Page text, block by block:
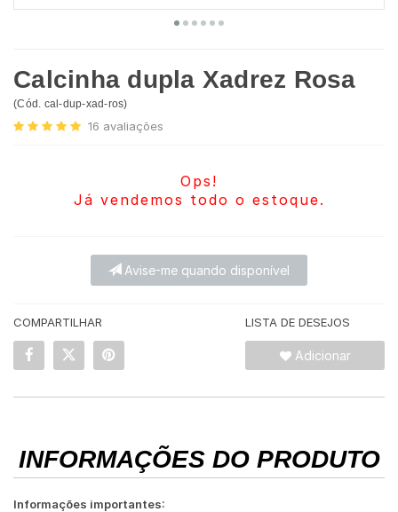
Calcinha dupla Xadrez Rosa
(Cód. cal-dup-xad-ros)
16 avaliações
Ops!
Já vendemos todo o estoque.
Avise-me quando disponível
COMPARTILHAR LISTA DE DESEJOS
Adicionar
INFORMAÇÕES DO PRODUTO
Informações importantes: